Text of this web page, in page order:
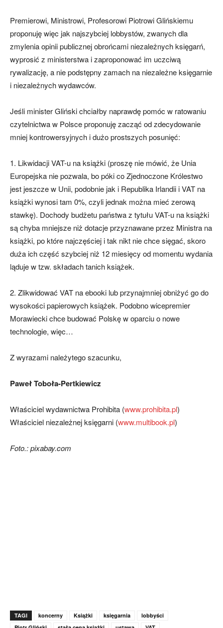
Premierowi, Ministrowi, Profesorowi Piotrowi Glińskiemu
proponuję więc jak najszybciej lobbystów, zwanych dla
zmylenia opinii publicznej obrońcami niezależnych księgarń,
wyprosić z ministerstwa i zaproponować im uczciwą
rywalizację, a nie podstępny zamach na niezależne księgarnie
i niezależnych wydawców.
Jeśli minister Gliński chciałby naprawdę pomóc w ratowaniu
czytelnictwa w Polsce proponuję zacząć od zdecydowanie
mniej kontrowersyjnych i dużo prostszych posunięć:
1. Likwidacji VAT-u na książki (proszę nie mówić, że Unia
Europejska nie pozwala, bo póki co Zjednoczone Królestwo
jest jeszcze w Unii, podobnie jak i Republika Irlandii i VAT na
książki wynosi tam 0%, czyli jednak można mieć zerową
stawkę). Dochody budżetu państwa z tytułu VAT-u na książki
są chyba mniejsze niż dotacje przyznawane przez Ministra na
książki, po które najczęściej i tak nikt nie chce sięgać, skoro
duża ich część szybciej niż 12 miesięcy od momentu wydania
ląduje w tzw. składach tanich książek.
2. Zlikwidować VAT na ebooki lub przynajmniej obniżyć go do
wysokości papierowych książek. Podobno wicepremier
Morawiecki chce budować Polskę w oparciu o nowe
technologie, więc…
Z wyrazami należytego szacunku,
Paweł Toboła-Pertkiewicz
Właściciel wydawnictwa Prohibita (www.prohibita.pl)
Właściciel niezależnej księgarni (www.multibook.pl)
Foto.: pixabay.com
TAGI koncerny Książki księgarnia
lobbyści